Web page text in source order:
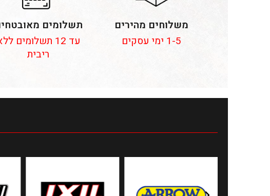
משלוחים מהירים
1-5 ימי עסקים
תשלומים
עד 12 תשלומים
ריבית